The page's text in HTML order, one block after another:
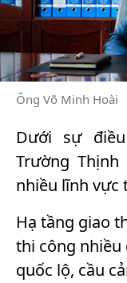
Ông Võ Minh Hoài
Dưới sự
Trường
nhiều lĩnh vực
Hạ tầng giao
thi công
quốc lộ, cầu